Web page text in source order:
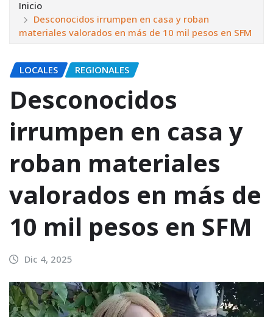
Inicio
Desconocidos irrumpen en casa y roban
materiales valorados en más de 10 mil pesos en SFM
LOCALES REGIONALES
Desconocidos
irrumpen en casa y
roban materiales
valorados en más de
10 mil pesos en SFM
Dic 4, 2025